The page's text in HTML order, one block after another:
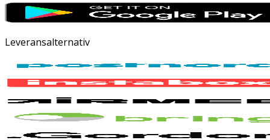
Leveransalternativ